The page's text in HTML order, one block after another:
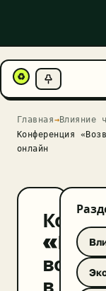
♻
Главная→Влияние
Конференция
онлайн
воду
в